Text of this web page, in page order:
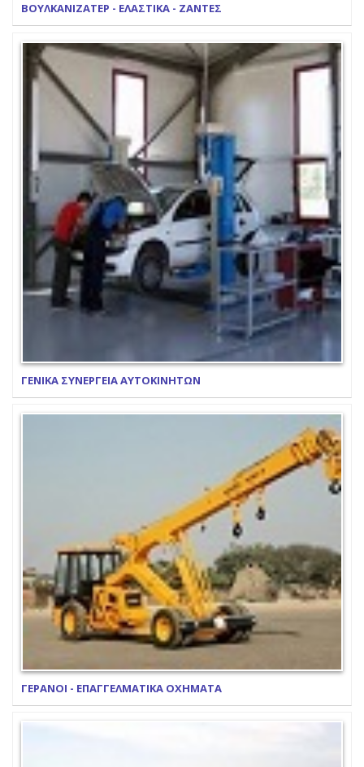
ΒΟΥΛΚΑΝΙΖΑΤΕΡ - ΕΛΑΣΤΙΚΑ - ΖΑΝΤΕΣ
ΓΕΝΙΚΑ ΣΥΝΕΡΓΕΙΑ ΑΥΤΟΚΙΝΗΤΩΝ
ΓΕΡΑΝΟΙ - ΕΠΑΓΓΕΛΜΑΤΙΚΑ ΟΧΗΜΑΤΑ